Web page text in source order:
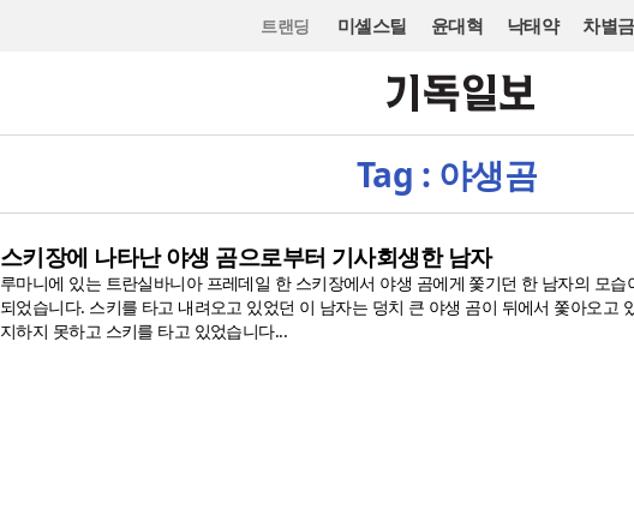
트랜딩 미셸스틸 윤대혁 낙태약 차별
Tag : 야생곰
스키장에 나타난 야생 곰으로부터 기사회생한 남자
루마니에 있는 트란실바니아 프레데일 한 스키장에서 야생 곰에게 쫓기던 한 남자의 모습
되었습니다. 스키를 타고 내려오고 있었던 이 남자는 덩치 큰 야생 곰이 뒤에서 쫓아오고
지하지 못하고 스키를 타고 있었습니다...